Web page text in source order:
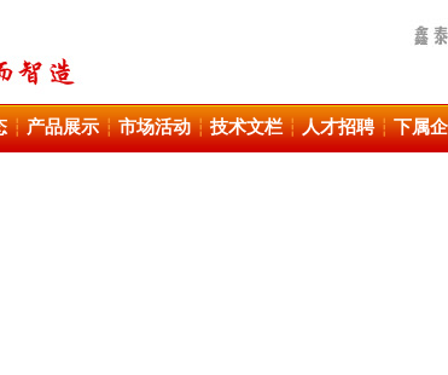
┆产品展示┆市场活动┆技术文栏┆人才招聘┆下属